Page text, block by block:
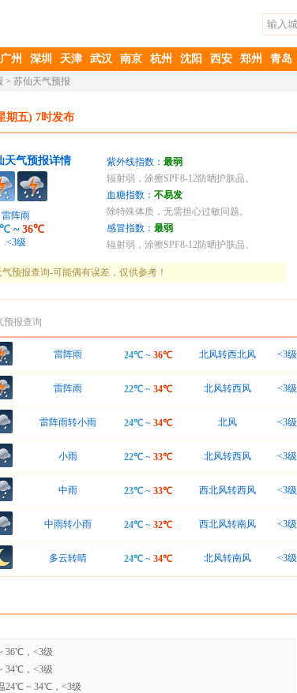
广州 深圳 天津 武汉 南京 杭州 沈阳 西安 郑州 青岛
> 苏仙天气预报
期五) 7时发布
天气预报详情
雷阵雨
~ 36℃
<3级
紫外线指数： 最弱
辐射弱，涂擦SPF8-12防晒护肤品。
血糖指数： 不易发
除特殊体质，无需担心过敏问题。
感冒指数： 最弱
辐射弱，涂擦SPF8-12防晒护肤品。
预报查询-可能偶有误差，仅供参考！
预报查询
雷阵雨 24℃~ 36℃ 北风转西北风 <3级
雷阵雨 22℃~ 34℃ 北风转西风 <3级
雷阵雨转小雨 24℃~ 34℃ 北风 <3级
小雨 22℃~ 33℃ 北风转西风 <3级
中雨 23℃~ 33℃ 西北风转西风 <3级
中雨转小雨 24℃~ 32℃ 西北风转南风 <3级
多云转晴 24℃~ 34℃ 北风转南风 <3级
36℃，<3级
34℃，<3级
24℃ ~ 34℃，<3级